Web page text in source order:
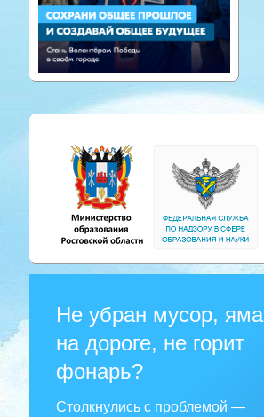
Не убран мусор, яма
на дороге, не горит
фонарь?
Столкнулись с проблемой —